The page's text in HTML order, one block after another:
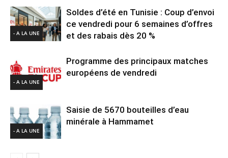
- A LA UNE
Soldes d’été en Tunisie : Coup d’envoi
ce vendredi pour 6 semaines d’offres
et des rabais dès 20 %
- A LA UNE
Programme des principaux matches
européens de vendredi
- A LA UNE
Saisie de 5670 bouteilles d’eau
minérale à Hammamet